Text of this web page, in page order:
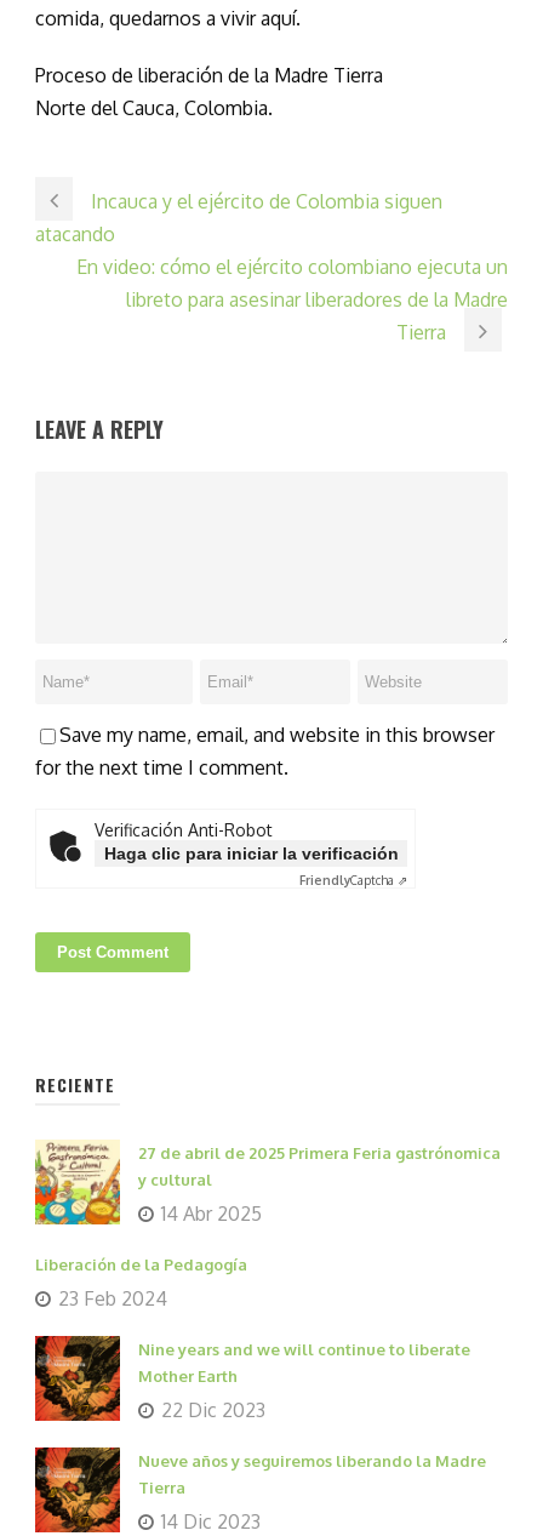
comida, quedarnos a vivir aquí.
Proceso de liberación de la Madre Tierra
Norte del Cauca, Colombia.
Incauca y el ejército de Colombia siguen
atacando
En video: cómo el ejército colombiano ejecuta un
libreto para asesinar liberadores de la Madre
Tierra
LEAVE A REPLY
Save my name, email, and website in this browser
for the next time I comment.
Verificación Anti-Robot
Haga clic para iniciar la verificación
FriendlyCaptcha ⇗
RECIENTE
27 de abril de 2025 Primera Feria gastrónomica
y cultural
14 Abr 2025
Liberación de la Pedagogía
23 Feb 2024
Nine years and we will continue to liberate
Mother Earth
22 Dic 2023
Nueve años y seguiremos liberando la Madre
Tierra
14 Dic 2023